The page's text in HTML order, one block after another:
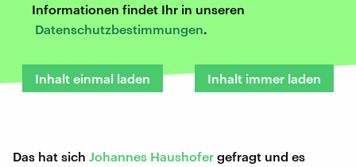
Informationen findet Ihr in unseren
Datenschutzbestimmungen.
Inhalt einmal laden Inhalt immer laden
Das hat sich Johannes Haushofer gefragt und es